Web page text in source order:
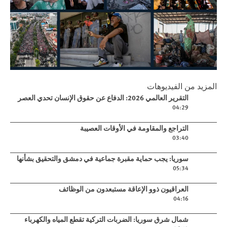
Play
الإنسان تحدي العصر
المزيد من الفيديوهات
Play videoالتقرير العالمي 2026: الدفاع عن حقوق الإنسان تحدي العصر
04:29
Play videoالتراجع والمقاومة في الأوقات العصيبة
03:40
Play videoسوريا: يجب حماية مقبرة جماعية في دمشق والتحقيق بشأنها
05:34
Play videoالعراقيون ذوو الإعاقة مستبعدون من الوظائف
04:16
Play videoشمال شرق سوريا: الضربات التركية تقطع المياه والكهرباء